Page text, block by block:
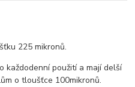
225 mikronů.
každodenní použití a mají delší
o tloušťce 100mikronů.